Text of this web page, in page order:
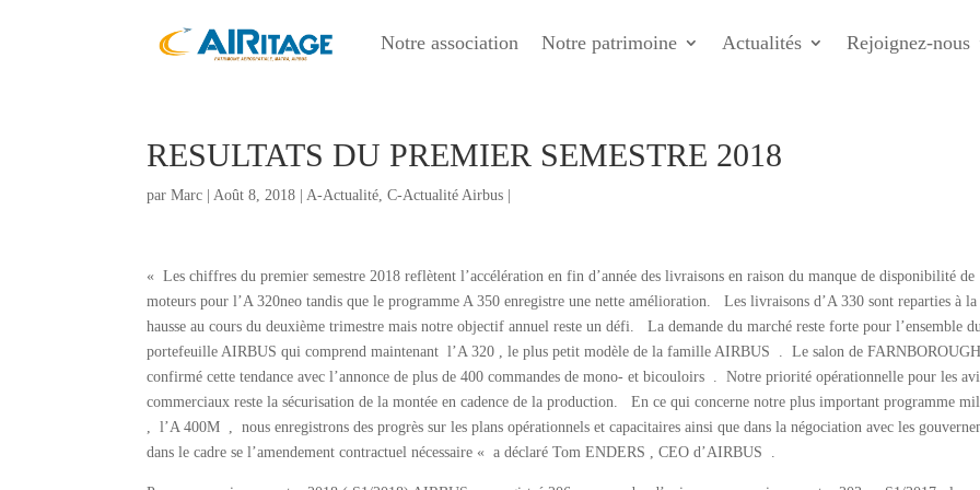
Notre association Notre patrimoine Actualités Rejoignez-nous
RESULTATS DU PREMIER SEMESTRE 2018
parMarc |Août 8, 2018 |A-Actualité,C-Actualité Airbus
« Les chiffres du premier semestre 2018 reflètent l’accélération en fin d’année des livraisons en raison du manque de disponibilité de
moteurs pour l’A 320neo tandis que le programme A 350 enregistre une nette amélioration. Les livraisons d’A 330 sont reparties à la
hausse au cours du deuxième trimestre mais notre objectif annuel reste un défi. La demande du marché reste forte pour l’ensemble
portefeuille AIRBUS qui comprend maintenant l’A 320 , le plus petit modèle de la famille AIRBUS . Le salon de
confirmé cette tendance avec l’annonce de plus de 400 commandes de mono- et bicouloirs . Notre priorité opérationnelle pour les
commerciaux reste la sécurisation de la montée en cadence de la production. En ce qui concerne notre plus important programme
, l’A 400M , nous enregistrons des progrès sur les plans opérationnels et capacitaires ainsi que dans la négociation avec les
dans le cadre se l’amendement contractuel nécessaire « a déclaré Tom ENDERS , CEO d’AIRBUS .